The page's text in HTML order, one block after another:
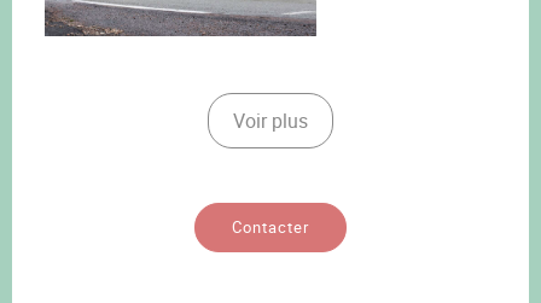
Voir plus
Contacter